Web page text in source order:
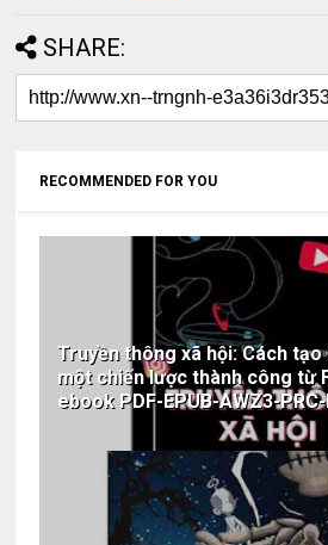
SHARE:
RECOMMENDED FOR YOU
Truyền thông xã hội: Cách
một chiến lược thành công từ
ebook PDF-EPUB-AWZ3-